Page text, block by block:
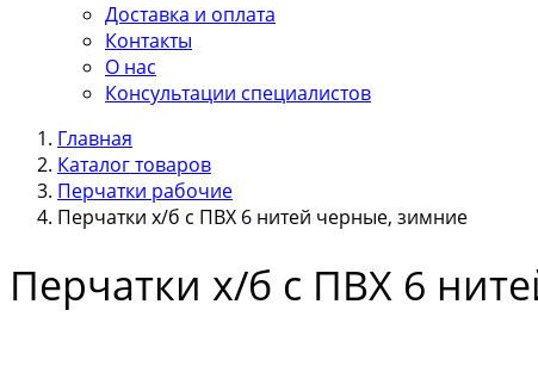
Доставка и оплата
Контакты
О нас
Консультации специалистов
Главная
Каталог товаров
Перчатки рабочие
Перчатки х/б с ПВХ 6 нитей черные, зимние
Перчатки х/б с ПВХ 6